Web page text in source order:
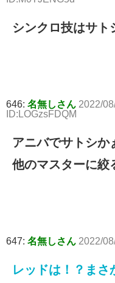
シンクロ技はサト
646: 名無しさん 2022/
ID:LOGzsFDQM
アニバでサトシか
他のマスターに絞
647: 名無しさん 2022/
レッドは！？まさ